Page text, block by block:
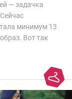
— задачка
минимум 13
Вот так